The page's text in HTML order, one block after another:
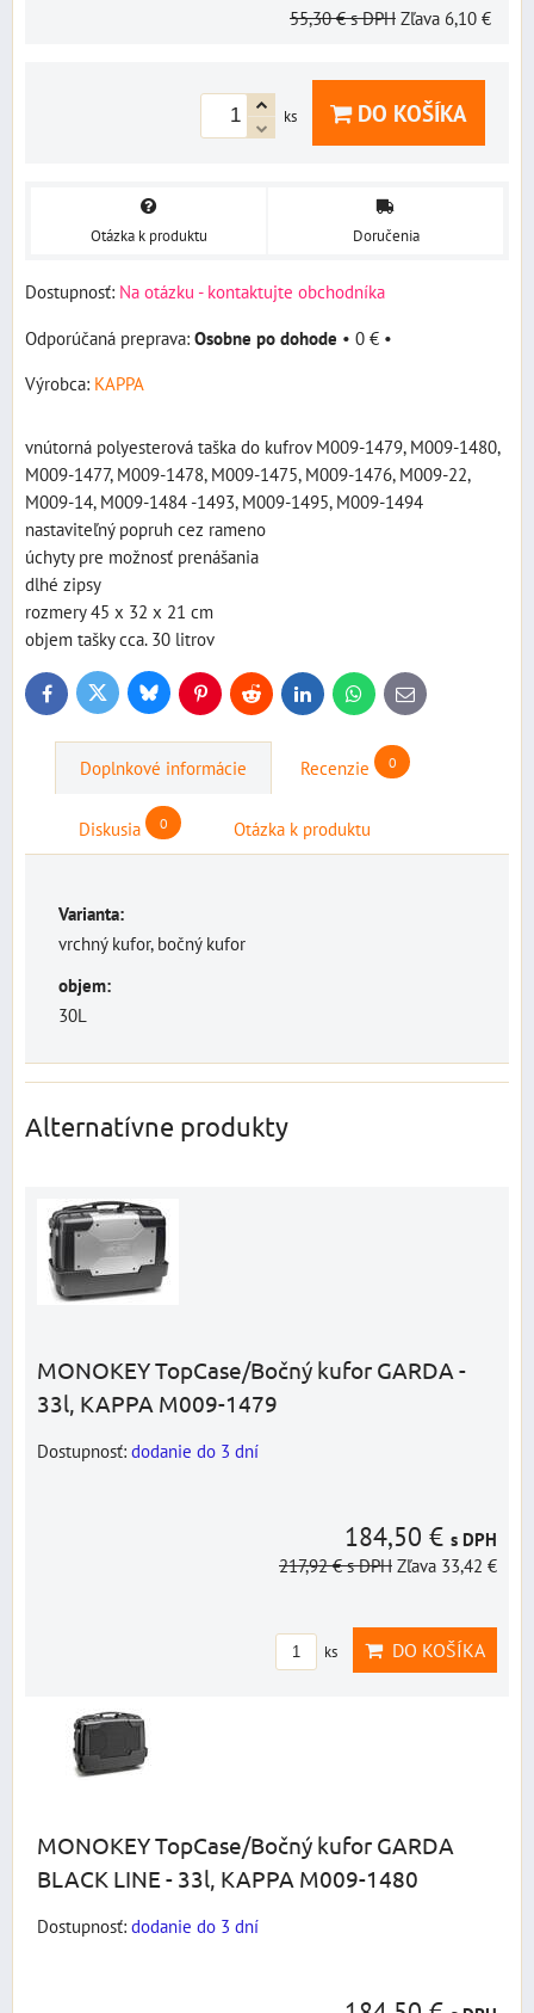
55,30 € s DPH Zľava 6,10 €
ks DO KOŠÍKA
Otázka k produktu Doručenia
Dostupnosť: Na otázku - kontaktujte obchodníka
Osobne po dohode • 0 € •
Výrobca: KAPPA
vnútorná polyesterová taška do kufrov M009-1479, M009-1480,
M009-1477, M009-1478, M009-1475, M009-1476, M009-22,
M009-14, M009-1484 -1493, M009-1495, M009-1494
nastaviteľný popruh cez rameno
úchyty pre možnosť prenášania
dlhé zipsy
rozmery 45 x 32 x 21 cm
objem tašky cca. 30 litrov
FacebookTwitter BlueskyPinterestReddit LinkedInWhatsApp
E-
mail
Doplnkové informácie Recenzie 0
Diskusia 0 Otázka k produktu
Varianta:
vrchný kufor, bočný kufor
objem:
30L
Alternatívne produkty
MONOKEY TopCase/Bočný kufor GARDA -
33l, KAPPA M009-1479
Dostupnosť: dodanie do 3 dní
184,50 € s DPH
217,92 €s DPH Zľava 33,42 €
ks DO KOŠÍKA
MONOKEY TopCase/Bočný kufor GARDA
BLACK LINE - 33l, KAPPA M009-1480
Dostupnosť: dodanie do 3 dní